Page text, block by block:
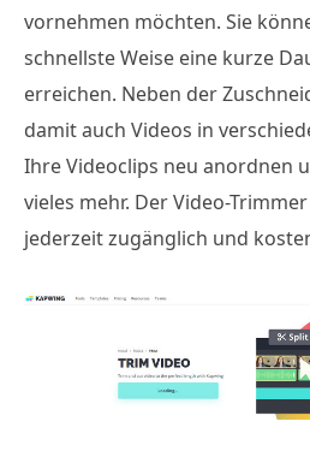
vornehmen möchten. Sie
schnellste Weise eine kurze
erreichen. Neben der
damit auch Videos in
Ihre Videoclips neu anordnen
vieles mehr. Der Video-
jederzeit zugänglich und